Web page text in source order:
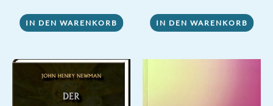
IN DEN WARENKORB IN DEN WARENKORB